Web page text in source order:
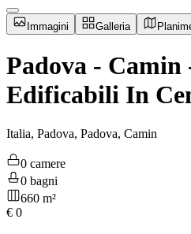
Immagini Galleria
Padova - Camin
Edificabili In
Italia, Padova, Padova, Camin
0 camere
0 bagni
660 m²
€ 0